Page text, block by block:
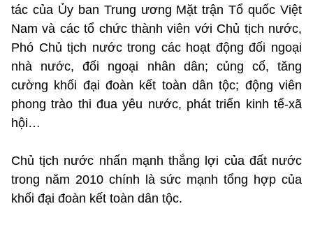
tác của Ủy ban Trung ương Mặt trận Tổ quốc Việt
Nam và các tổ chức thành viên với Chủ tịch nước,
Phó Chủ tịch nước trong các hoạt động đối ngoại
nhà nước, đối ngoại nhân dân; củng cố, tăng
cường khối đại đoàn kết toàn dân tộc; động viên
phong trào thi đua yêu nước, phát triển kinh tế-xã
hội…
Chủ tịch nước nhấn mạnh thắng lợi của đất nước
trong năm 2010 chính là sức mạnh tổng hợp của
khối đại đoàn kết toàn dân tộc.